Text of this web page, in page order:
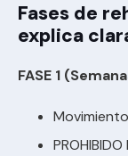
Fases de
explica
FASE 1